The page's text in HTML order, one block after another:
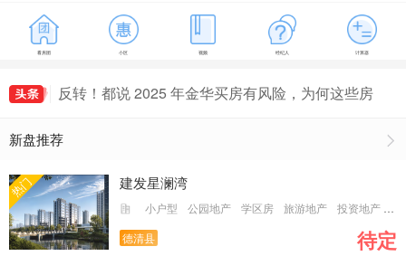
看房团 小区 视频 经纪人 计算器
凤冈拼车用什么软件好，凤冈拼车群免费进入
抖音代举报业务,2025抖音专业举报团队
情？
反转！都说 2025 年金华买房有风险，为何这些房
背后有何隐情？
凤冈拼车用什么软件好，凤冈拼车群免费进入
抖音代举报业务,2025抖音专业举报团队
新盘推荐
热门 建发星澜湾
小户型 公园地产 学区房 旅游地产 投资地产
德清县
待定